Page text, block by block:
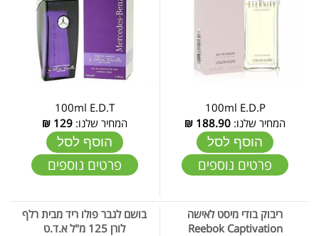
100ml E.D.P
המחיר שלנו: 188.90
₪
הוסף לסל
פרטים נוספים
100ml E.D.T
המחיר שלנו:129
₪
הוסף לסל
פרטים נוספים
ריבוק בודי מיסט לאישה
Reebok Captivation
בושם לגבר פולו ריד מבית רלף
לורן 125 מ"ל א.ד.ט